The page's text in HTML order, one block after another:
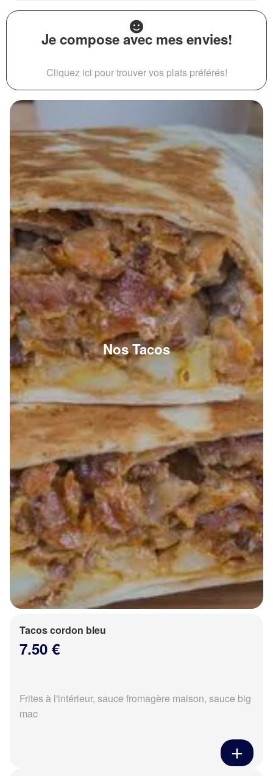
Je compose avec mes envies!
Cliquez ici pour trouver vos plats préférés!
Nos Tacos
Tacos cordon bleu
7.50 €
Frites à l'intérieur, sauce fromagère maison, sauce big
mac